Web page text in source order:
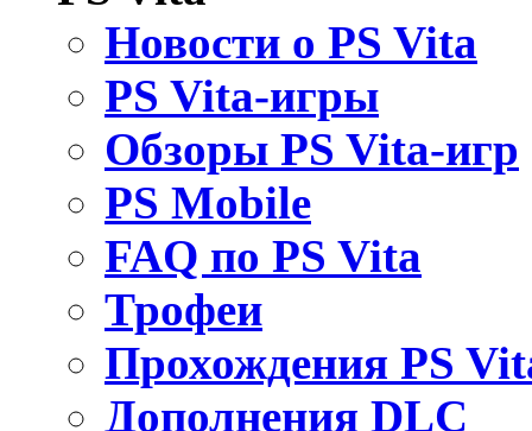
Новости о PS Vita
PS Vita-игры
Обзоры PS Vita-игр
PS Mobile
FAQ по PS Vita
Трофеи
Прохождения PS
Дополнения DLC